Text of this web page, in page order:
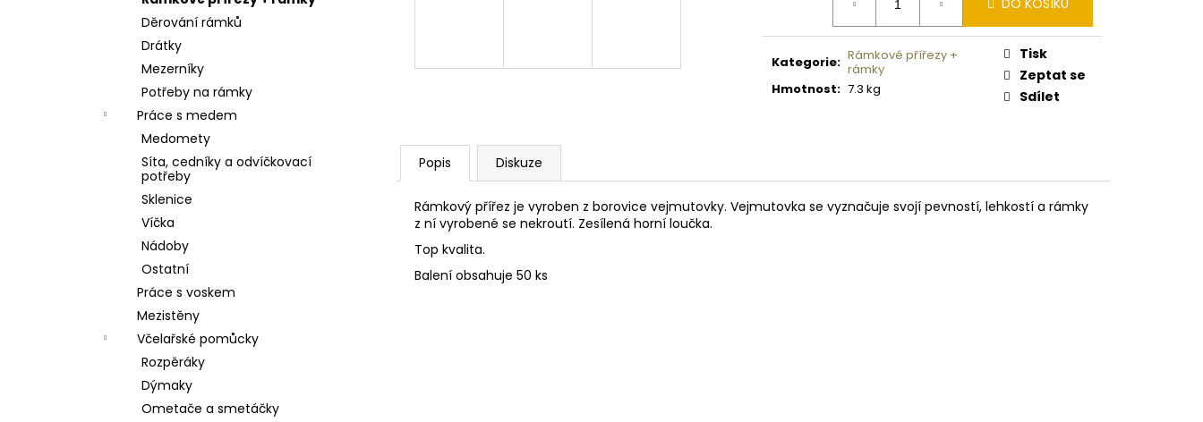
Děrování rámků
Drátky
Mezerníky
Potřeby na rámky
Práce s medem
Medomety
Síta, cedníky a odvíčkovací
potřeby
Sklenice
Víčka
Nádoby
Ostatní
Práce s voskem
Mezistěny
Včelařské pomůcky
Rozpěráky
Dýmaky
Ometače a smetáčky
DO KOŠÍKU
Kategorie: Rámkové přířezy +
rámky
Hmotnost: 7.3 kg
Tisk
Zeptat se
Sdílet
Popis Diskuze
Rámkový přířez je vyroben z borovice vejmutovky. Vejmutovka se vyznačuje svojí pevností, lehkostí a rámky
z ní vyrobené se nekroutí. Zesílená horní loučka.
Top kvalita.
Balení obsahuje 50 ks
SKLENICE SVAZOVÁ VČELA 770ML BEZ CVIČNÁ MUNICE – PISTOLE KAL. .9 MM